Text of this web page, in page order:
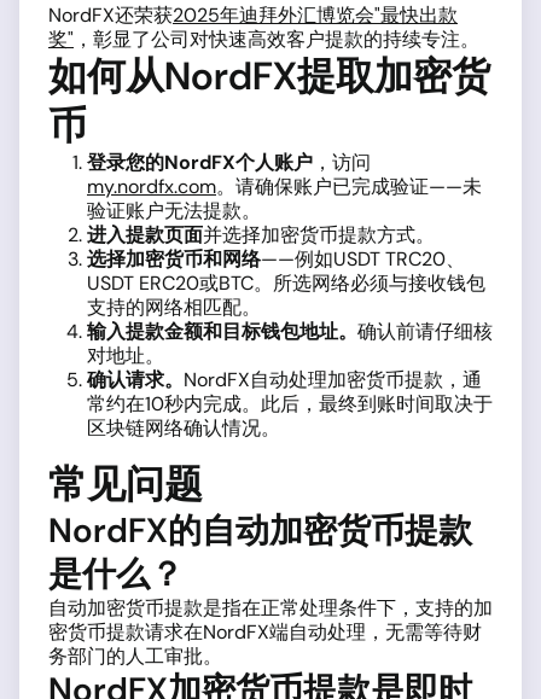
NordFX还荣获2025年迪拜外汇博览会"最快出款
奖" ，彰显了公司对快速高效客户提款的持续专注。
如何从NordFX提取加密货
币
登录您的NordFX个人账户 ，访问
my.nordfx.com。请确保账户已完成验证——未
验证账户无法提款。
进入提款页面并选择加密货币提款方式。
选择加密货币和网络——例如USDT TRC20、
USDT ERC20或BTC。所选网络必须与接收钱包
支持的网络相匹配。
输入提款金额和目标钱包地址。 确认前请仔细核
对地址。
确认请求。 NordFX自动处理加密货币提款，通
常约在10秒内完成。此后，最终到账时间取决于
区块链网络确认情况。
常见问题
NordFX的自动加密货币提款
是什么？
自动加密货币提款是指在正常处理条件下，支持的加
密货币提款请求在NordFX端自动处理，无需等待财
务部门的人工审批。
NordFX加密货币提款是即时